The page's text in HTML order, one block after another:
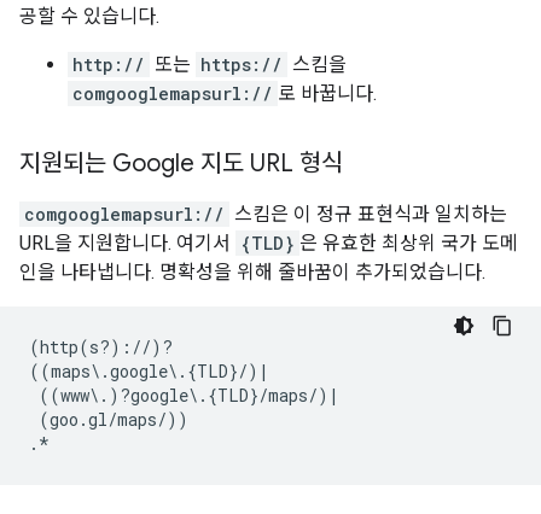
공할 수 있습니다.
http:// 또는 https:// 스킴을
comgooglemapsurl:// 로 바꿉니다.
지원되는 Google 지도 URL 형식
comgooglemapsurl:// 스킴은 이 정규 표현식과 일치하는
URL을 지원합니다. 여기서
{TLD} 은 유효한 최상위 국가 도메
인을 나타냅니다. 명확성을 위해 줄바꿈이 추가되었습니다.
(http(s?)://)?
((maps\.google\.{TLD}/)|
((www\.)?google\.{TLD}/maps/)|
(goo.gl/maps/))